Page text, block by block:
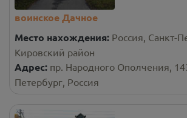
воинское Дачное
Место нахождения: Россия, Санкт-
Кировский район
Адрес: пр. Народного Ополчения,
Петербург, Россия